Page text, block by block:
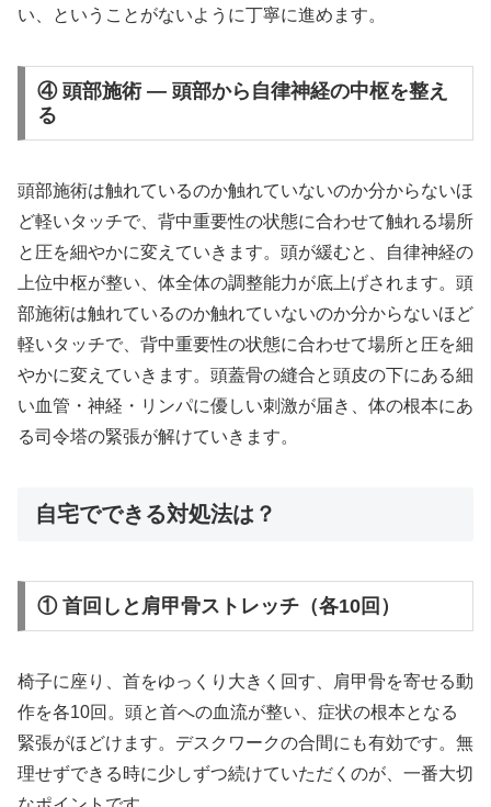
い、ということがないように丁寧に進めます。
④ 頭部施術 — 頭部から自律神経の中枢を整え
る
頭部施術は触れているのか触れていないのか分からないほ
ど軽いタッチで、背中重要性の状態に合わせて触れる場所
と圧を細やかに変えていきます。頭が緩むと、自律神経の
上位中枢が整い、体全体の調整能力が底上げされます。頭
部施術は触れているのか触れていないのか分からないほど
軽いタッチで、背中重要性の状態に合わせて場所と圧を細
やかに変えていきます。頭蓋骨の縫合と頭皮の下にある細
い血管・神経・リンパに優しい刺激が届き、体の根本にあ
る司令塔の緊張が解けていきます。
自宅でできる対処法は？
① 首回しと肩甲骨ストレッチ（各10回）
椅子に座り、首をゆっくり大きく回す、肩甲骨を寄せる動
作を各10回。頭と首への血流が整い、症状の根本となる
緊張がほどけます。デスクワークの合間にも有効です。無
理せずできる時に少しずつ続けていただくのが、一番大切